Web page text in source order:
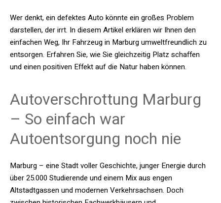
Wer denkt, ein defektes Auto könnte ein großes Problem
darstellen, der irrt. In diesem Artikel erklären wir Ihnen den
einfachen Weg, Ihr Fahrzeug in Marburg umweltfreundlich zu
entsorgen. Erfahren Sie, wie Sie gleichzeitig Platz schaffen
und einen positiven Effekt auf die Natur haben können.
Autoverschrottung Marburg
– So einfach war
Autoentsorgung noch nie
Marburg – eine Stadt voller Geschichte, junger Energie durch
über 25.000 Studierende und einem Mix aus engen
Altstadtgassen und modernen Verkehrsachsen. Doch